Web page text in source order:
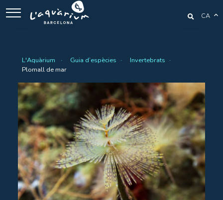
CA
L'Aquàrium Guia d’espècies
Invertebrats
Plomall de mar